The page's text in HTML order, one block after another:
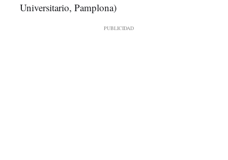
Universitario, Pamplona)